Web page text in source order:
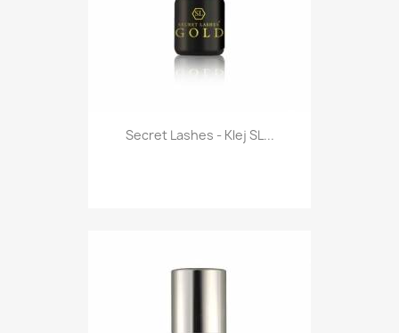
Secret Lashes - Klej SL...